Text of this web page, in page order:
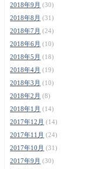
2018年9月 (30)
2018年8月 (31)
2018年7月 (24)
2018年6月 (10)
2018年5月 (18)
2018年4月 (19)
2018年3月 (10)
2018年2月 (8)
2018年1月 (14)
2017年12月 (14)
2017年11月 (24)
2017年10月 (31)
2017年9月 (30)